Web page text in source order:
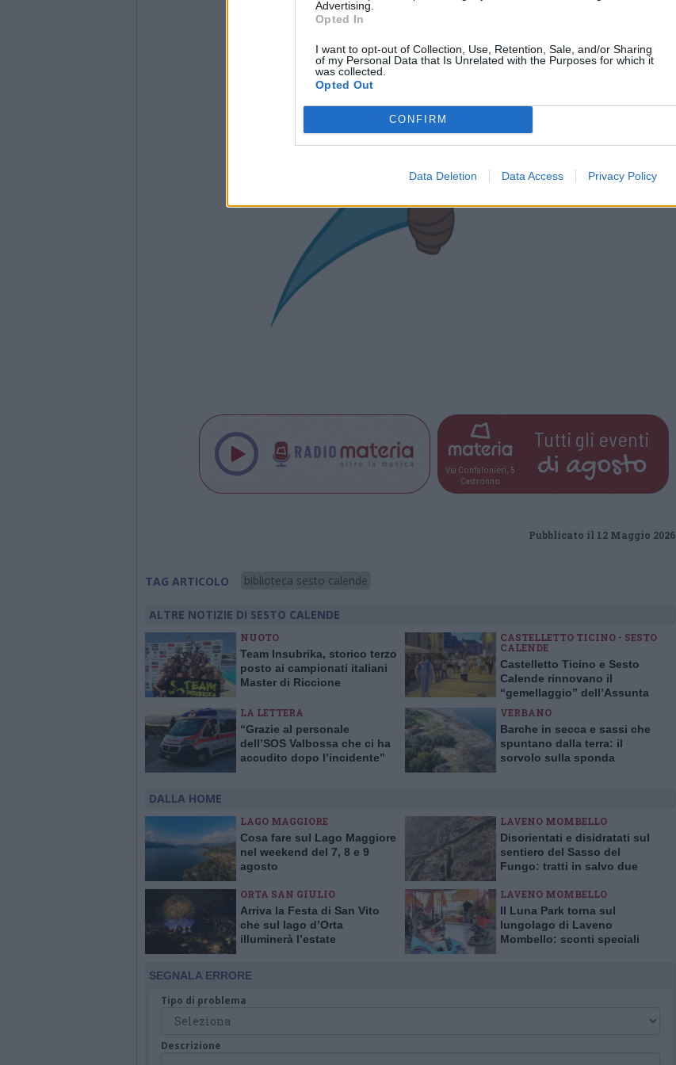
Advertising.
Opted In
I want to opt-out of Collection, Use, Retention, Sale, and/or Sharing
of my Personal Data that Is Unrelated with the Purposes for which it
was collected.
Opted Out
CONFIRM
Data Deletion Data Access Privacy Policy
Via Confalonieri, 5
Castronno
Tutti gli eventi
di agosto
Pubblicato il 12 Maggio 2026
TAG ARTICOLO biblioteca sesto calende
ALTRE NOTIZIE DI SESTO CALENDE
NUOTO
Team Insubrika, storico terzo
posto ai campionati italiani
Master di Riccione
CASTELLETTO TICINO - SESTO
CALENDE
Castelletto Ticino e Sesto
Calende rinnovano il
“gemellaggio” dell’Assunta
LA LETTERA
“Grazie al personale
dell’SOS Valbossa che ci ha
accudito dopo l’incidente”
VERBANO
Barche in secca e sassi che
spuntano dalla terra: il
sorvolo sulla sponda
DALLA HOME
LAGO MAGGIORE
Cosa fare sul Lago Maggiore
nel weekend del 7, 8 e 9
agosto
LAVENO MOMBELLO
Disorientati e disidratati sul
sentiero del Sasso del
Fungo: tratti in salvo due
ORTA SAN GIULIO
Arriva la Festa di San Vito
che sul lago d’Orta
illuminerà l’estate
LAVENO MOMBELLO
Il Luna Park torna sul
lungolago di Laveno
Mombello: sconti speciali
SEGNALA ERRORE
Tipo di problema
Descrizione